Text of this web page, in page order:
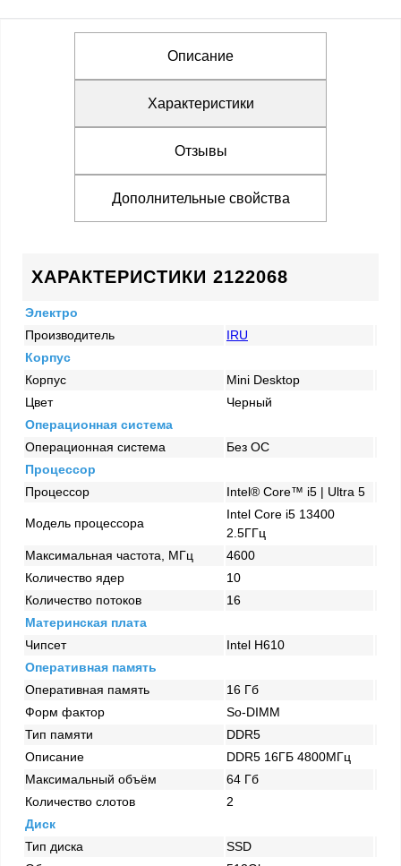
Описание
Характеристики
Отзывы
Дополнительные свойства
ХАРАКТЕРИСТИКИ 2122068
Электро
Производитель
IRU
Корпус
Корпус
Mini Desktop
Цвет
Черный
Операционная система
Операционная система
Без ОС
Процессор
Процессор
Intel® Core™ i5 | Ultra 5
Модель процессора
Intel Core i5 13400
2.5ГГц
Максимальная частота, МГц
4600
Количество ядер
10
Количество потоков
16
Материнская плата
Чипсет
Intel H610
Оперативная память
Оперативная память
16 Гб
Форм фактор
So-DIMM
Тип памяти
DDR5
Описание
DDR5 16ГБ 4800МГц
Максимальный объём
64 Гб
Количество слотов
2
Диск
Тип диска
SSD